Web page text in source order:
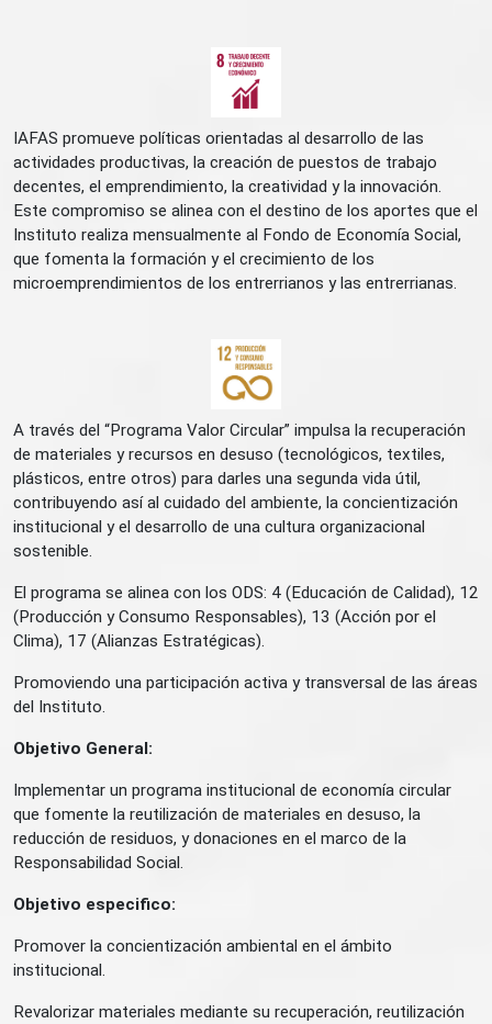
IAFAS promueve políticas orientadas al desarrollo de las
actividades productivas, la creación de puestos de trabajo
decentes, el emprendimiento, la creatividad y la innovación.
Este compromiso se alinea con el destino de los aportes que el
Instituto realiza mensualmente al Fondo de Economía Social,
que fomenta la formación y el crecimiento de los
microemprendimientos de los entrerrianos y las entrerrianas.
A través del “Programa Valor Circular” impulsa la recuperación
de materiales y recursos en desuso (tecnológicos, textiles,
plásticos, entre otros) para darles una segunda vida útil,
contribuyendo así al cuidado del ambiente, la concientización
institucional y el desarrollo de una cultura organizacional
sostenible.
El programa se alinea con los ODS: 4 (Educación de Calidad), 12
(Producción y Consumo Responsables), 13 (Acción por el
Clima), 17 (Alianzas Estratégicas).
Promoviendo una participación activa y transversal de las áreas
del Instituto.
Objetivo General:
Implementar un programa institucional de economía circular
que fomente la reutilización de materiales en desuso, la
reducción de residuos, y donaciones en el marco de la
Responsabilidad Social.
Objetivo especifico:
Promover la concientización ambiental en el ámbito
institucional.
Revalorizar materiales mediante su recuperación, reutilización